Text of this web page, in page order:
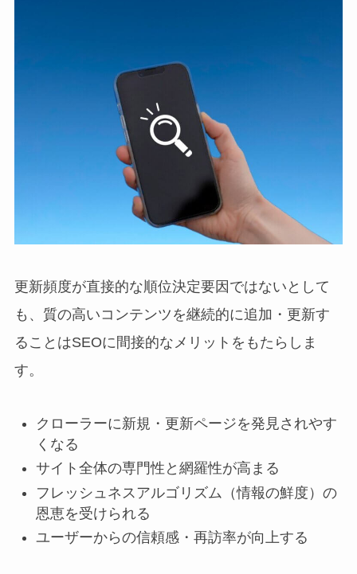
更新頻度が直接的な順位決定要因ではないとして
も、質の高いコンテンツを継続的に追加・更新す
ることはSEOに間接的なメリットをもたらしま
す。
クローラーに新規・更新ページを発見されやす
くなる
サイト全体の専門性と網羅性が高まる
フレッシュネスアルゴリズム（情報の鮮度）の
恩恵を受けられる
ユーザーからの信頼感・再訪率が向上する